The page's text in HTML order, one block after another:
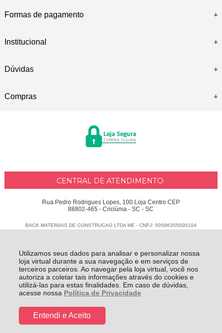
Utilizamos seus dados para analisar e personalizar nossa
loja virtual durante a sua navegação e em serviços de
terceiros parceiros. Ao navegar pela loja virtual, você nos
autoriza a coletar tais informações através do cookies e
utilizá-las para estas finalidades. Em caso de dúvidas,
acesse nossa Política de Privacidade
Entendi e Aceito
Formas de pagamento
Institucional
Dúvidas
Compras
CENTRAL DE ATENDIMENTO
Rua Pedro Rodrigues Lopes, 100 Loja Centro CEP
88802-465 - Criciúma - SC - SC
BACK MATERIAIS DE CONSTRUCAO LTDA ME - CNPJ: 00586355000104